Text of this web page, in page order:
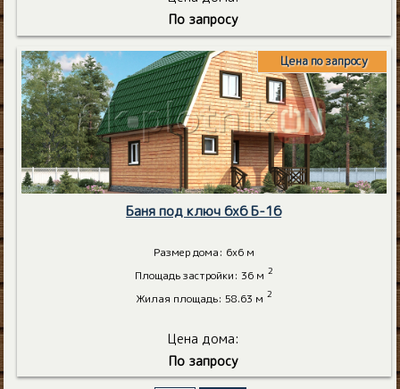
По запросу
Цена по запросу
Баня под ключ 6х6 Б-16
Размер дома: 6х6 м
Площадь застройки: 36 м 2
Жилая площадь: 58.63 м 2
Цена дома:
По запросу